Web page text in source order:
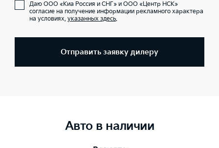
Даю ООО «Киа Россия и СНГ» и ООО «Центр НСК»
согласие на получение информации рекламного характера
на условиях, указанных здесь.
Отправить заявку дилеру
Авто в наличии